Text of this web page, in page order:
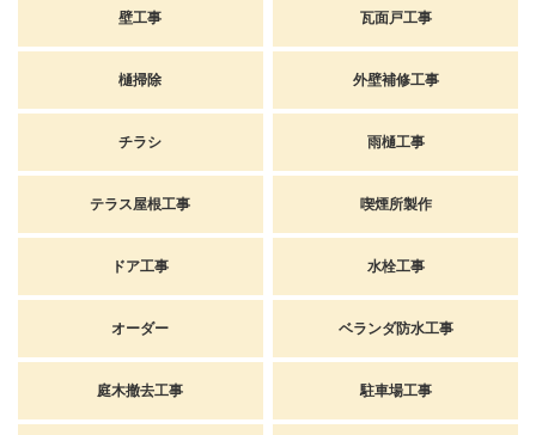
壁工事 瓦面戸工事
樋掃除 外壁補修工事
チラシ 雨樋工事
テラス屋根工事 喫煙所製作
ドア工事 水栓工事
オーダー ベランダ防水工事
庭木撤去工事 駐車場工事